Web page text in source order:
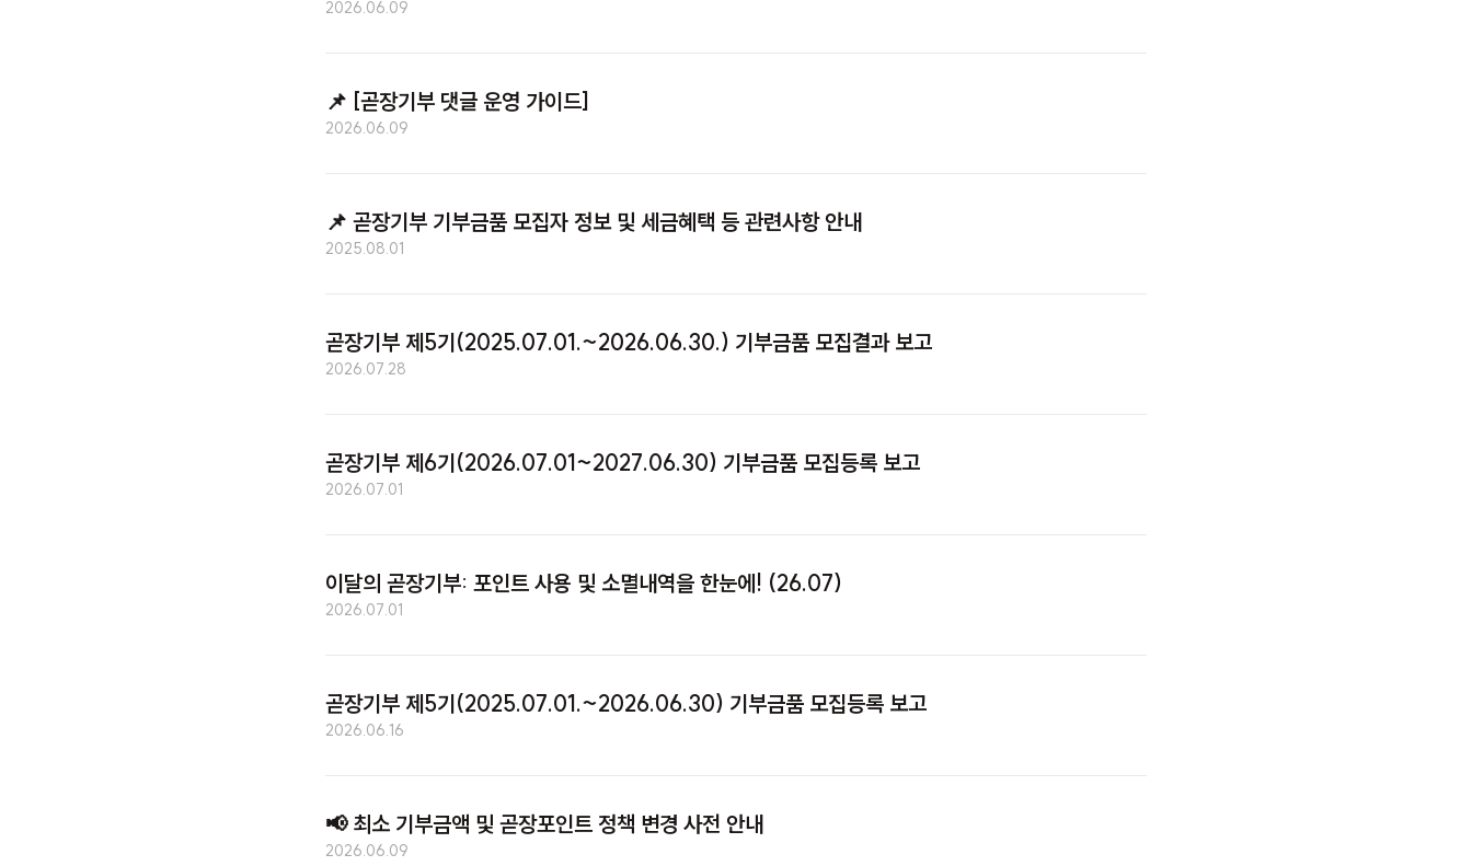
2026.06.09
📌 [곧장기부 댓글 운영 가이드]
2026.06.09
📌 곧장기부 기부금품 모집자 정보 및 세금혜택 등 관련사항 안내
2025.08.01
곧장기부 제5기(2025.07.01.~2026.06.30.) 기부금품 모집결과 보고
2026.07.28
곧장기부 제6기(2026.07.01~2027.06.30) 기부금품 모집등록 보고
2026.07.01
이달의 곧장기부: 포인트 사용 및 소멸내역을 한눈에! (26.07)
2026.07.01
곧장기부 제5기(2025.07.01.~2026.06.30) 기부금품 모집등록 보고
2026.06.16
📢 최소 기부금액 및 곧장포인트 정책 변경 사전 안내
2026.06.09